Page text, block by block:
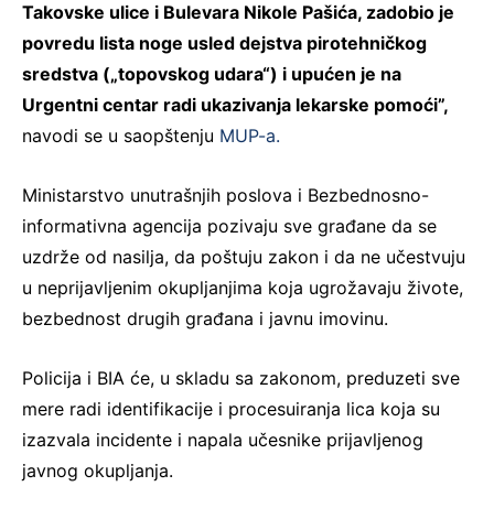
Takovske ulice i Bulevara Nikole Pašića, zadobio je
povredu lista noge usled dejstva pirotehničkog
sredstva („topovskog udara“) i upućen je na
Urgentni centar radi ukazivanja lekarske pomoći”,
navodi se u saopštenju MUP-a.
Ministarstvo unutrašnjih poslova i Bezbednosno-
informativna agencija pozivaju sve građane da se
uzdrže od nasilja, da poštuju zakon i da ne učestvuju
u neprijavljenim okupljanjima koja ugrožavaju živote,
bezbednost drugih građana i javnu imovinu.
Policija i BIA će, u skladu sa zakonom, preduzeti sve
mere radi identifikacije i procesuiranja lica koja su
izazvala incidente i napala učesnike prijavljenog
javnog okupljanja.